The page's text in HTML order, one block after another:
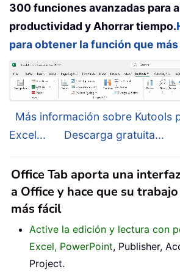
300 funciones avanzadas para
productividad y Ahorrar tiempo.
para obtener la función que
Más información sobre Kutools
Excel...
Descarga gratuita...
Office Tab aporta una
a Office y hace que su
más fácil
Active la edición y lectura con
Excel, PowerPoint, Publisher,
Project.